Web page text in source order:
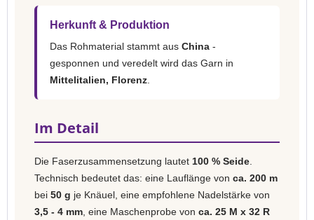
Herkunft & Produktion
Das Rohmaterial stammt aus China -
gesponnen und veredelt wird das Garn in
Mittelitalien, Florenz
Im Detail
Die Faserzusammensetzung lautet 100 % Seide
Technisch bedeutet das: eine Lauflänge von ca. 200 m
bei 50 g je Knäuel, eine empfohlene Nadelstärke von
3,5 - 4 mm , eine Maschenprobe von ca. 25 M x 32 R